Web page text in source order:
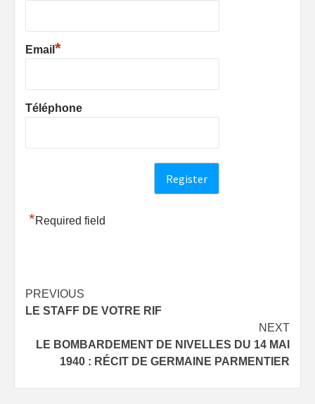
Email *
Téléphone
*Required field
Post
navigation
PREVIOUS
LE STAFF DE VOTRE RIF
NEXT
LE BOMBARDEMENT DE NIVELLES DU 14 MAI
1940 : RÉCIT DE GERMAINE PARMENTIER